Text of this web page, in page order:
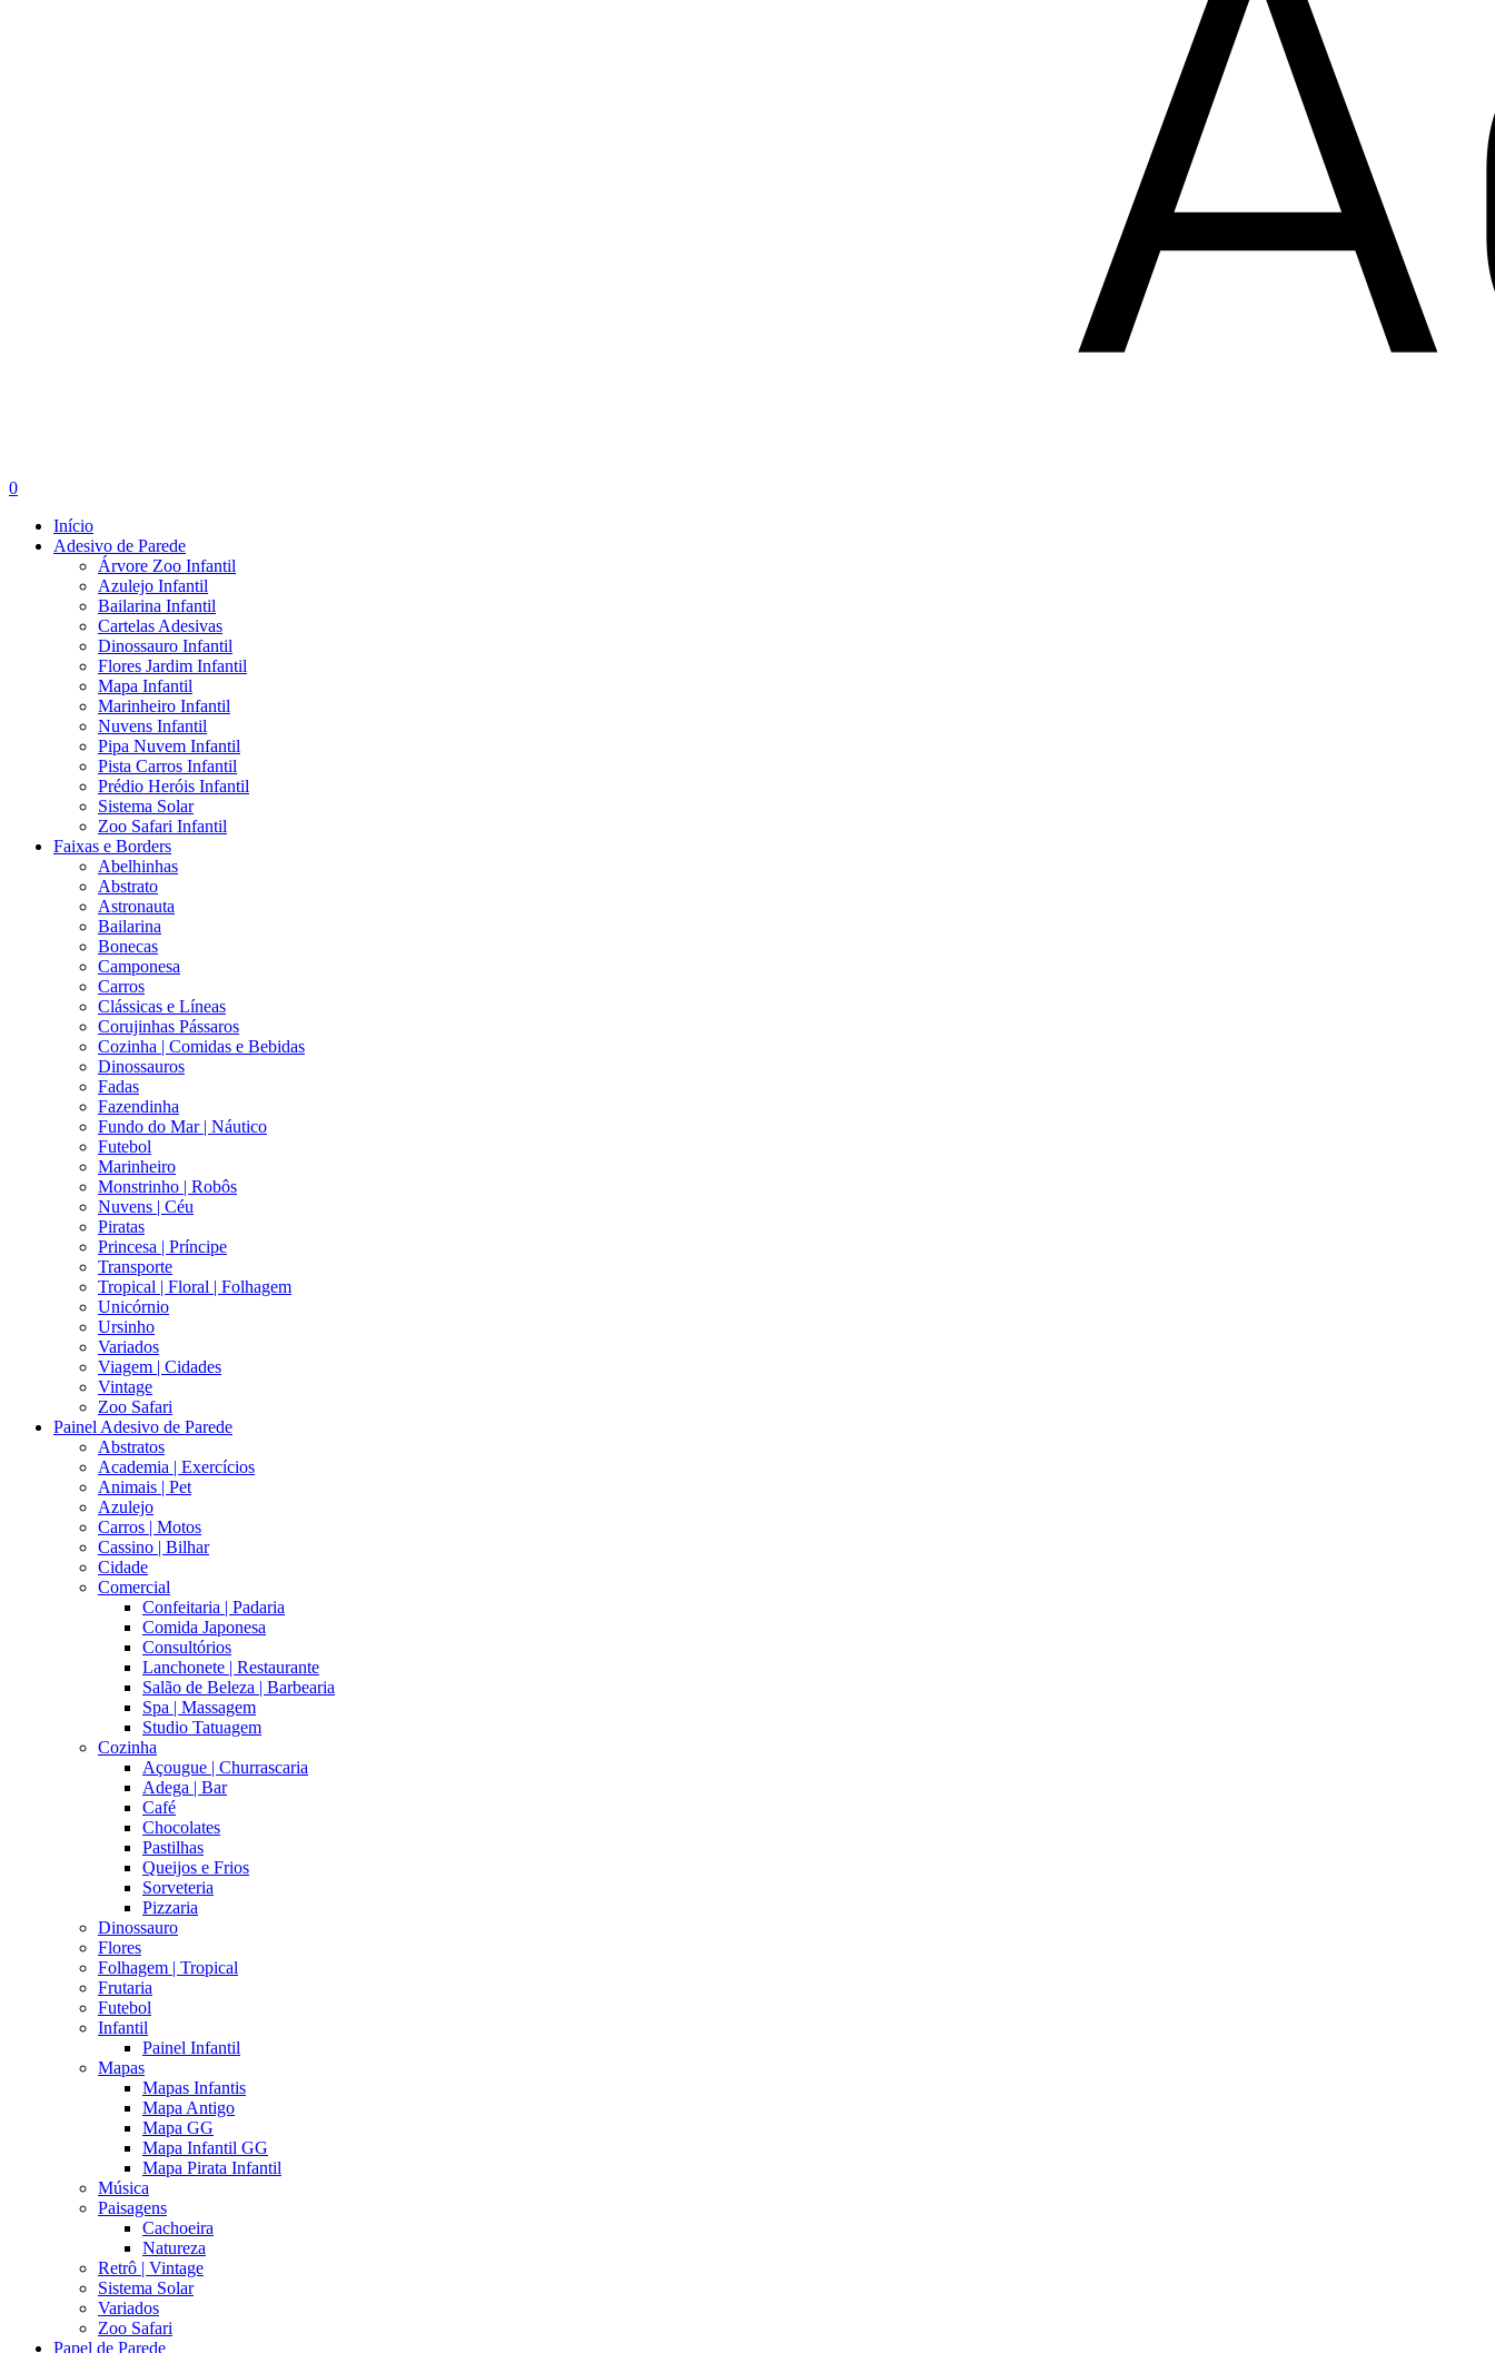
search
account
0
Início
Adesivo de Parede
Árvore Zoo Infantil
Azulejo Infantil
Bailarina Infantil
Cartelas Adesivas
Dinossauro Infantil
Flores Jardim Infantil
Mapa Infantil
Marinheiro Infantil
Nuvens Infantil
Pipa Nuvem Infantil
Pista Carros Infantil
Prédio Heróis Infantil
Sistema Solar
Zoo Safari Infantil
Faixas e Borders
Abelhinhas
Abstrato
Astronauta
Bailarina
Bonecas
Camponesa
Carros
Clássicas e Líneas
Corujinhas Pássaros
Cozinha | Comidas e Bebidas
Dinossauros
Fadas
Fazendinha
Fundo do Mar | Náutico
Futebol
Marinheiro
Monstrinho | Robôs
Nuvens | Céu
Piratas
Princesa | Príncipe
Transporte
Tropical | Floral | Folhagem
Unicórnio
Ursinho
Variados
Viagem | Cidades
Vintage
Zoo Safari
Painel Adesivo de Parede
Abstratos
Academia | Exercícios
Animais | Pet
Azulejo
Carros | Motos
Cassino | Bilhar
Cidade
Comercial
Confeitaria | Padaria
Comida Japonesa
Consultórios
Lanchonete | Restaurante
Salão de Beleza | Barbearia
Spa | Massagem
Studio Tatuagem
Cozinha
Açougue | Churrascaria
Adega | Bar
Café
Chocolates
Pastilhas
Queijos e Frios
Sorveteria
Pizzaria
Dinossauro
Flores
Folhagem | Tropical
Frutaria
Futebol
Infantil
Painel Infantil
Mapas
Mapas Infantis
Mapa Antigo
Mapa GG
Mapa Infantil GG
Mapa Pirata Infantil
Música
Paisagens
Cachoeira
Natureza
Retrô | Vintage
Sistema Solar
Variados
Zoo Safari
Papel de Parede